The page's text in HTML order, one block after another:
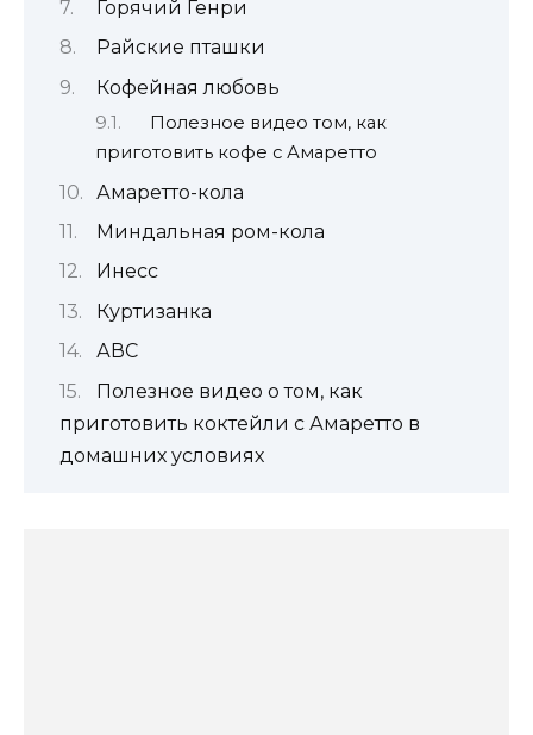
Горячий Генри
Райские пташки
Кофейная любовь
Полезное видео том, как
приготовить кофе с Амаретто
Амаретто-кола
Миндальная ром-кола
Инесс
Куртизанка
АВС
Полезное видео о том, как
приготовить коктейли с Амаретто в
домашних условиях